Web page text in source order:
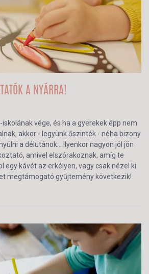
A NYÁRRA!
iskolának vége, és ha a gyerekek épp nem
akkor - legyünk őszinték - néha bizony
a délutánok… Ilyenkor nagyon jól jön
amivel elszórakoznak, amíg te
egy kávét az erkélyen, vagy csak nézel ki
megtámogató gyűjtemény következik!